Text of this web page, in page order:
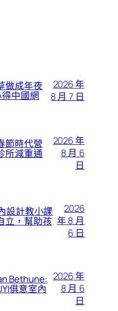
做成年夜
中國網
2026 年
8 月 7 日
節時代營
所減重通
2026 年
8 月 6
日
設計教小課
立，幫助孩
2026
年 8 月
6 日
Bethune:
俱意室內
2026 年
8 月 6
日